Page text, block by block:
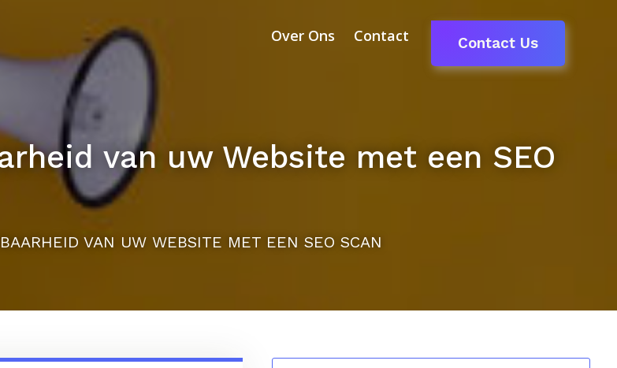
Over Ons Contact Contact Us
van uw Website met een SEO
VAN UW WEBSITE MET EEN SEO SCAN